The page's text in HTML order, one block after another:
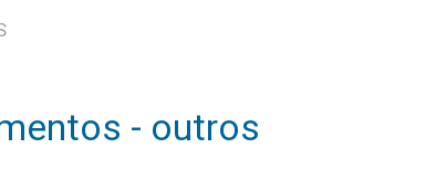
- outros